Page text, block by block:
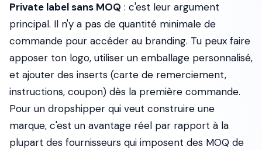
Private label sans MOQ : c'est leur argument
principal. Il n'y a pas de quantité minimale de
commande pour accéder au branding. Tu peux faire
apposer ton logo, utiliser un emballage personnalisé,
et ajouter des inserts (carte de remerciement,
instructions, coupon) dès la première commande.
Pour un dropshipper qui veut construire une
marque, c'est un avantage réel par rapport à la
plupart des fournisseurs qui imposent des MOQ de